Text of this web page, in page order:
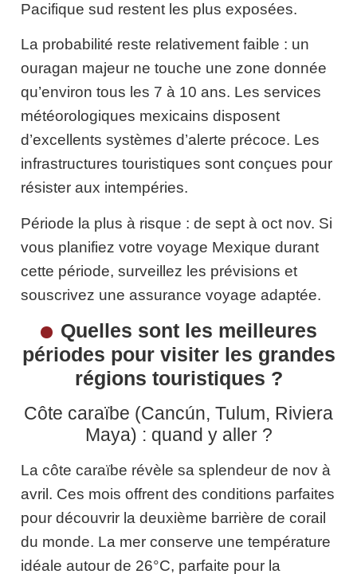
Pacifique sud restent les plus exposées.
La probabilité reste relativement faible : un
ouragan majeur ne touche une zone donnée
qu’environ tous les 7 à 10 ans. Les services
météorologiques mexicains disposent
d’excellents systèmes d’alerte précoce. Les
infrastructures touristiques sont conçues pour
résister aux intempéries.
Période la plus à risque : de sept à oct nov. Si
vous planifiez votre voyage Mexique durant
cette période, surveillez les prévisions et
souscrivez une assurance voyage adaptée.
Quelles sont les meilleures
périodes pour visiter les grandes
régions touristiques ?
Côte caraïbe (Cancún, Tulum, Riviera
Maya) : quand y aller ?
La côte caraïbe révèle sa splendeur de nov à
avril. Ces mois offrent des conditions parfaites
pour découvrir la deuxième barrière de corail
du monde. La mer conserve une température
idéale autour de 26°C, parfaite pour la